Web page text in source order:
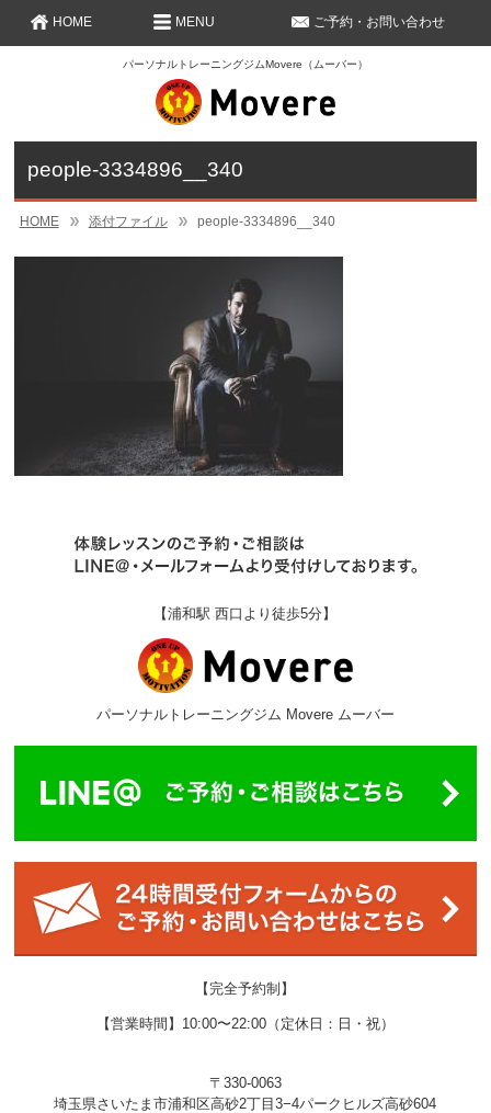
パーソナルトレーニングジムMovere（ムーバー）
HOME ご予約・お問い合わせ
MENU
people-3334896__340
HOME 添付ファイル people-3334896__340
【浦和駅 西口より徒歩5分】
パーソナルトレーニングジム Movere ムーバー
【完全予約制】
【営業時間】10:00〜22:00（定休日：日・祝）
〒330-0063
埼玉県さいたま市浦和区高砂2丁目3−4パークヒルズ高砂604